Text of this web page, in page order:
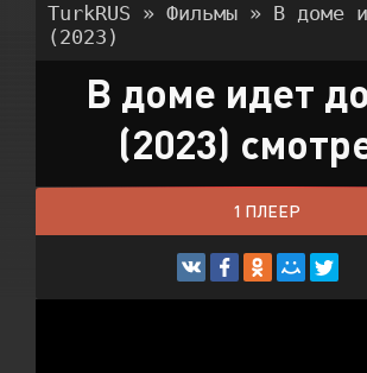
Запомнить
ВОЙТИ НА САЙТ
Регистрация
Или войти через
TurkRUS » Фильмы » В доме
(2023)
В доме идет
(2023)
1 ПЛЕЕР